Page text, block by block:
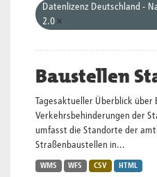
Datenlizenz Deutschland -
2.0
Baustellen
Tagesaktueller Überblick
Verkehrsbehinderungen der
umfasst die Standorte der
Straßenbaustellen in...
WMS WFS CSV HTML